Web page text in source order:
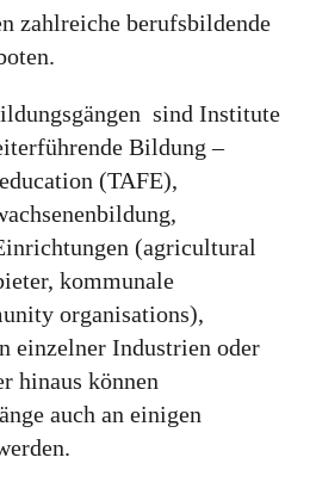
zahlreiche berufsbildende
sind Institute
Bildung –
(TAFE),
(agricultural
kommunale
organisations),
einzelner Industrien oder
hinaus können
auch an einigen